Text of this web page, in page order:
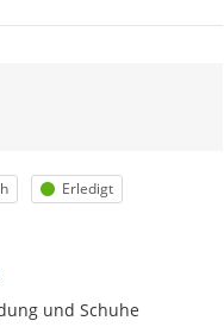
Status
Erledigt
und Schuhe